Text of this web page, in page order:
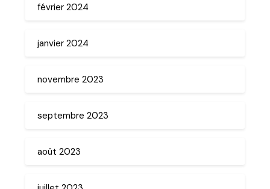
février 2024
janvier 2024
novembre 2023
septembre 2023
août 2023